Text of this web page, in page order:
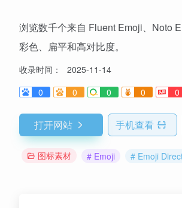
浏览数千个来自 Fluent Emoji、Noto
彩色、扁平和高对比度。
收录时间：
2025-11-14
0
0 0 0 0
打开网站 手机查看
图标素材 # Emoji # Emoji